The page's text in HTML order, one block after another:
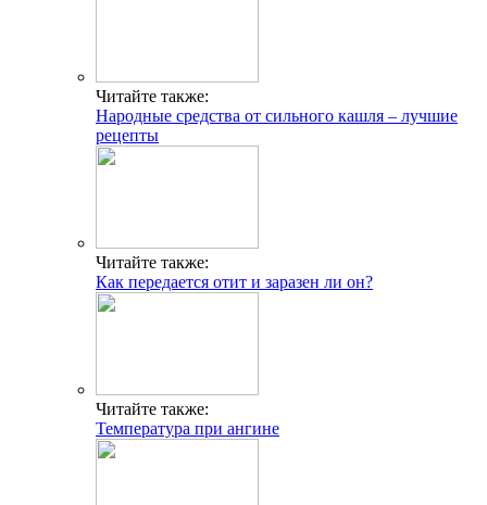
Читайте также:
Народные средства от сильного кашля – лучшие
рецепты
Читайте также:
Как передается отит и заразен ли он?
Читайте также:
Температура при ангине